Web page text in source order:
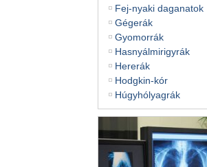
Fej-nyaki daganatok
Gégerák
Gyomorrák
Hasnyálmirigyrák
Hererák
Hodgkin-kór
Húgyhólyagrák